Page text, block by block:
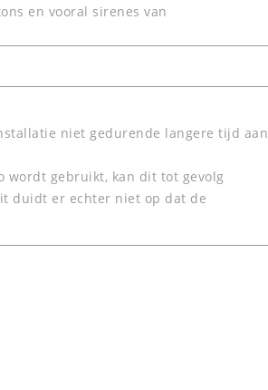
en vooral sirenes van
niet gedurende langere tijd aan
wordt gebruikt, kan dit tot gevolg
duidt er echter niet op dat de